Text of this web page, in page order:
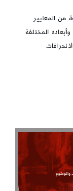
من المعايير
المختلفة